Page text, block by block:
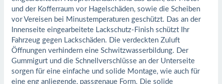
und der Kofferraum vor Hagelschäden, sowie die Scheiben
vor Vereisen bei Minustemperaturen geschützt. Das an der
Innenseite eingearbeitete Lackschutz-Finish schützt Ihr
Fahrzeug gegen Lackschäden. Die verdeckten Zuluft
Öffnungen verhindern eine Schwitzwasserbildung. Der
Gummigurt und die Schnellverschlüsse an der Unterseite
sorgen für eine einfache und solide Montage, wie auch für
eine eng anliegende, passgenaue Form. Die solide